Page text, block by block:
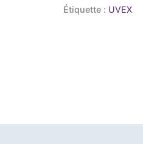
Étiquette : UVEX